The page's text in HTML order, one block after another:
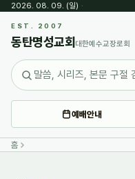
2026. 08. 09. (일) ·
EST. 2007
동탄명성교회 대한예수교장로회
예배안내
홈